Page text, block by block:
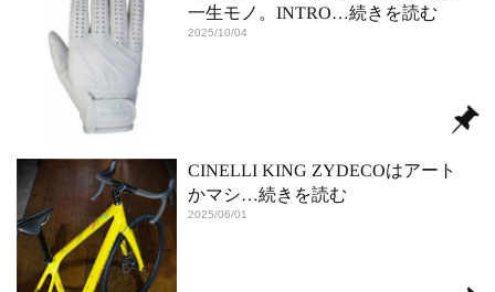
一生モノ。INTRO…続きを読む
2025/10/04
CINELLI KING ZYDECOはアート
かマシ…続きを読む
2025/06/01